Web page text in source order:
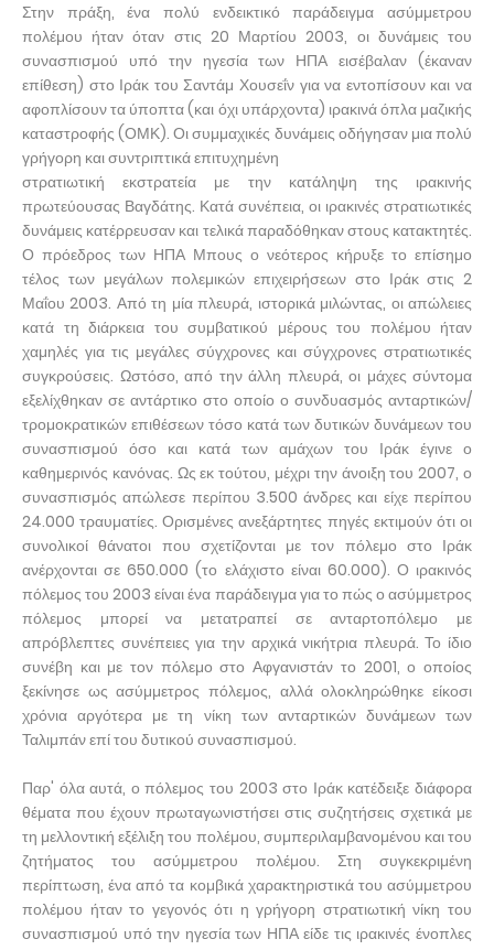
Στην πράξη, ένα πολύ ενδεικτικό παράδειγμα ασύμμετρου
πολέμου ήταν όταν στις 20 Μαρτίου 2003, οι δυνάμεις του
συνασπισμού υπό την ηγεσία των ΗΠΑ εισέβαλαν (έκαναν
επίθεση) στο Ιράκ του Σαντάμ Χουσεΐν για να εντοπίσουν και να
αφοπλίσουν τα ύποπτα (και όχι υπάρχοντα) ιρακινά όπλα μαζικής
καταστροφής (ΟΜΚ). Οι συμμαχικές δυνάμεις οδήγησαν μια πολύ
γρήγορη και συντριπτικά επιτυχημένη
στρατιωτική εκστρατεία με την κατάληψη της ιρακινής
πρωτεύουσας Βαγδάτης. Κατά συνέπεια, οι ιρακινές στρατιωτικές
δυνάμεις κατέρρευσαν και τελικά παραδόθηκαν στους κατακτητές.
Ο πρόεδρος των ΗΠΑ Μπους ο νεότερος κήρυξε το επίσημο
τέλος των μεγάλων πολεμικών επιχειρήσεων στο Ιράκ στις 2
Μαΐου 2003. Από τη μία πλευρά, ιστορικά μιλώντας, οι απώλειες
κατά τη διάρκεια του συμβατικού μέρους του πολέμου ήταν
χαμηλές για τις μεγάλες σύγχρονες και σύγχρονες στρατιωτικές
συγκρούσεις. Ωστόσο, από την άλλη πλευρά, οι μάχες σύντομα
εξελίχθηκαν σε αντάρτικο στο οποίο ο συνδυασμός ανταρτικών/
τρομοκρατικών επιθέσεων τόσο κατά των δυτικών δυνάμεων του
συνασπισμού όσο και κατά των αμάχων του Ιράκ έγινε ο
καθημερινός κανόνας. Ως εκ τούτου, μέχρι την άνοιξη του 2007, ο
συνασπισμός απώλεσε περίπου 3.500 άνδρες και είχε περίπου
24.000 τραυματίες. Ορισμένες ανεξάρτητες πηγές εκτιμούν ότι οι
συνολικοί θάνατοι που σχετίζονται με τον πόλεμο στο Ιράκ
ανέρχονται σε 650.000 (το ελάχιστο είναι 60.000). Ο ιρακινός
πόλεμος του 2003 είναι ένα παράδειγμα για το πώς ο ασύμμετρος
πόλεμος μπορεί να μετατραπεί σε ανταρτοπόλεμο με
απρόβλεπτες συνέπειες για την αρχικά νικήτρια πλευρά. Το ίδιο
συνέβη και με τον πόλεμο στο Αφγανιστάν το 2001, ο οποίος
ξεκίνησε ως ασύμμετρος πόλεμος, αλλά ολοκληρώθηκε είκοσι
χρόνια αργότερα με τη νίκη των ανταρτικών δυνάμεων των
Ταλιμπάν επί του δυτικού συνασπισμού.
Παρ' όλα αυτά, ο πόλεμος του 2003 στο Ιράκ κατέδειξε διάφορα
θέματα που έχουν πρωταγωνιστήσει στις συζητήσεις σχετικά με
τη μελλοντική εξέλιξη του πολέμου, συμπεριλαμβανομένου και του
ζητήματος του ασύμμετρου πολέμου. Στη συγκεκριμένη
περίπτωση, ένα από τα κομβικά χαρακτηριστικά του ασύμμετρου
πολέμου ήταν το γεγονός ότι η γρήγορη στρατιωτική νίκη του
συνασπισμού υπό την ηγεσία των ΗΠΑ είδε τις ιρακινές ένοπλες